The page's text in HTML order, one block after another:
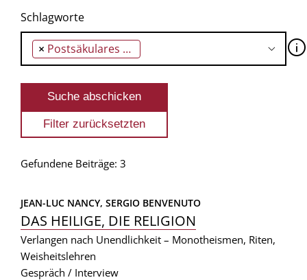
Schlagworte
× Postsäkulares Zeitalter 🛈
Gefundene Beiträge: 3
JEAN-LUC NANCY, SERGIO BENVENUTO
DAS HEILIGE, DIE RELIGION
Verlangen nach Unendlichkeit – Monotheismen, Riten,
Weisheitslehren
Gespräch / Interview